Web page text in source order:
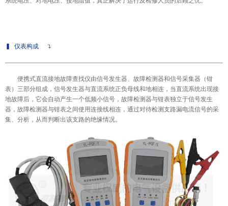
仪表构成 ↴
便携式直流接地故障查找仪由信号发生器、故障检测器和信号采集器（钳
表）三部分组成，信号发生器与直流系统正负母线和地相连，当直流系统出现接
地故障后，它会自动产生一个低频小信号，故障检测器与钳表独立于信号发生
器，故障检测器与钳表之间使用连接线相连，通过对待检测支路漏电流信号的采
集、分析，从而判断出该支路的绝缘情况。